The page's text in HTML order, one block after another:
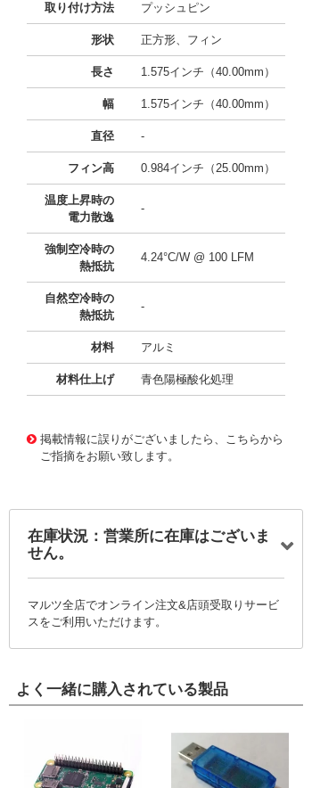
取り付け方法 プッシュピン
形状 正方形、フィン
長さ 1.575インチ（40.00mm）
幅 1.575インチ（40.00mm）
直径 -
フィン高 0.984インチ（25.00mm）
温度上昇時の
電力散逸
-
強制空冷時の
熱抵抗
4.24°C/W @ 100 LFM
自然空冷時の
熱抵抗
-
材料 アルミ
材料仕上げ 青色陽極酸化処理
掲載情報に誤りがございましたら、こちらから
ご指摘をお願い致します。
在庫状況：営業所に在庫はございま
せん。
マルツ全店でオンライン注文&店頭受取りサービ
スをご利用いただけます。
よく一緒に購入されている製品